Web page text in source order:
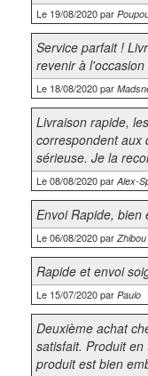
Le 19/08/2020 par
Service parfait !
revenir à l'occasion
Le 18/08/2020 par
Livraison rapide,
correspondent aux
sérieuse. Je la
Le 08/08/2020 par Alex-
Envoi Rapide, bien
Le 06/08/2020 par Zhibou
Rapide et envoi
Le 15/07/2020 par Paulo
Deuxième achat
satisfait. Produit
produit est bien